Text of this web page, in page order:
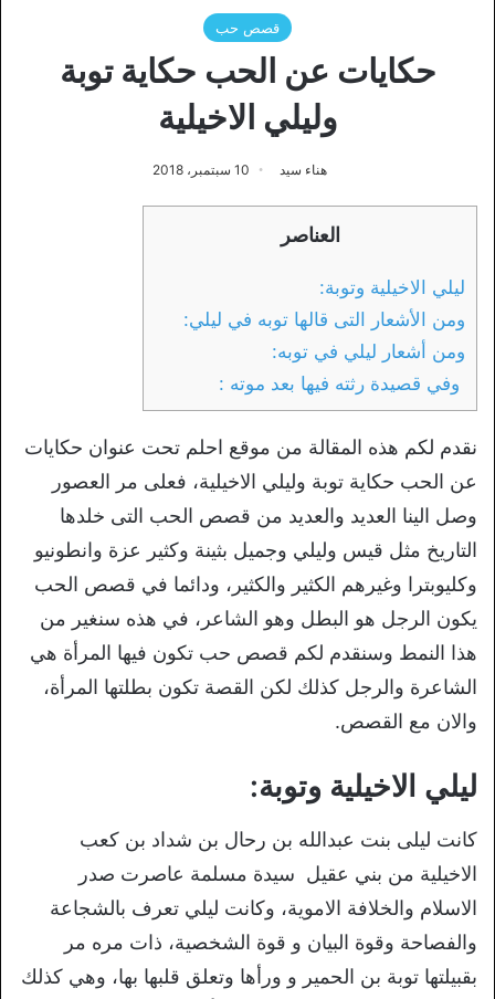
قصص حب
حكايات عن الحب حكاية توبة
وليلي الاخيلية
هناء سيد 10 سبتمبر، 2018
العناصر
ليلي الاخيلية وتوبة:
ومن الأشعار التى قالها توبه في ليلي:
ومن أشعار ليلي في توبه:
وفي قصيدة رثته فيها بعد موته :
نقدم لكم هذه المقالة من موقع احلم تحت عنوان حكايات
عن الحب حكاية توبة وليلي الاخيلية، فعلى مر العصور
وصل الينا العديد والعديد من قصص الحب التى خلدها
التاريخ مثل قيس وليلي وجميل بثينة وكثير عزة وانطونيو
وكليوبترا وغيرهم الكثير والكثير، ودائما في قصص الحب
يكون الرجل هو البطل وهو الشاعر، في هذه سنغير من
هذا النمط وسنقدم لكم قصص حب تكون فيها المرأة هي
الشاعرة والرجل كذلك لكن القصة تكون بطلتها المرأة،
والان مع القصص.
ليلي الاخيلية وتوبة:
كانت ليلى بنت عبدالله بن رحال بن شداد بن كعب
الاخيلية من بني عقيل سيدة مسلمة عاصرت صدر
الاسلام والخلافة الاموية، وكانت ليلي تعرف بالشجاعة
والفصاحة وقوة البيان و قوة الشخصية، ذات مره مر
بقبيلتها توبة بن الحمير و ورأها وتعلق قلبها بها، وهي كذلك